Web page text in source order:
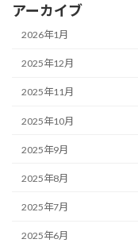
アーカイブ
2026年1月
2025年12月
2025年11月
2025年10月
2025年9月
2025年8月
2025年7月
2025年6月